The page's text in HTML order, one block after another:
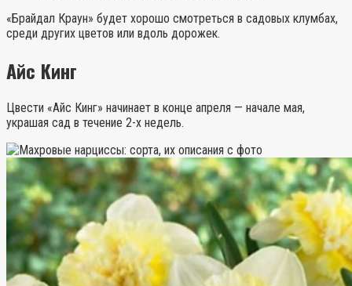
«Брайдал Краун» будет хорошо смотреться в садовых клумбах,
среди других цветов или вдоль дорожек.
Айс Кинг
Цвести «Айс Кинг» начинает в конце апреля — начале мая,
украшая сад в течение 2-х недель.